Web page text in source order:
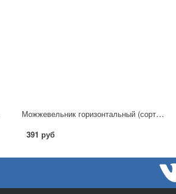
Можжевельник горизонтальный (сорт 'Limeglow')
391 руб